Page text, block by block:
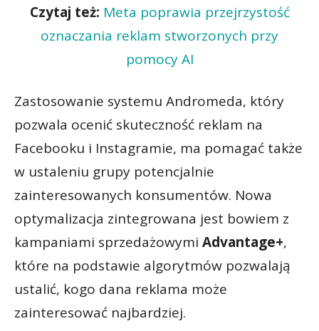
Czytaj też: Meta poprawia przejrzystość
oznaczania reklam stworzonych przy
pomocy AI
Zastosowanie systemu Andromeda, który
pozwala ocenić skuteczność reklam na
Facebooku i Instagramie, ma pomagać także
w ustaleniu grupy potencjalnie
zainteresowanych konsumentów. Nowa
optymalizacja zintegrowana jest bowiem z
kampaniami sprzedażowymi Advantage+,
które na podstawie algorytmów pozwalają
ustalić, kogo dana reklama może
zainteresować najbardziej.